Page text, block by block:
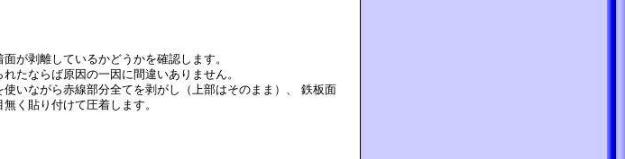
が剥離しているかどうかを確認します。
たならば原因の一因に間違いありません。
いながら赤線部分全てを剥がし（上部はそのまま）、 鉄板面
く貼り付けて圧着します。